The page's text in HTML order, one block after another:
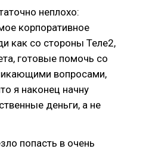
неплохо:
корпоративное
как со стороны Теле2,
готовые помочь со
вопросами,
я наконец начну
деньги, а не
попасть в очень